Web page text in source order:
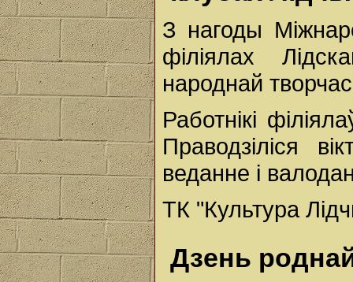
З нагоды
філіялах
народнай
Работнікі
Праводзіліся
веданне і
ТК "Культура
Дзень